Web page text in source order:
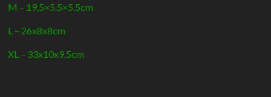
M – 19,5×5.5×5.5cm
L – 26x8x8cm
XL – 33x10x9.5cm